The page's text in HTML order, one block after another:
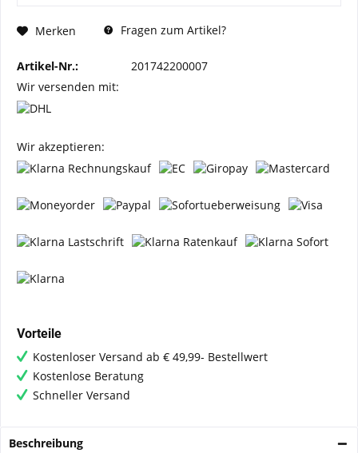
Merken Fragen zum Artikel?
Artikel-Nr.:
201742200007
Wir versenden mit:
Wir akzeptieren:
Vorteile
Kostenloser Versand ab € 49,99- Bestellwert
Kostenlose Beratung
Schneller Versand
Beschreibung